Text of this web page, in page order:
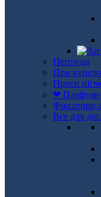
Пептиди
При
Проти
❤
Фіксатори
Все для